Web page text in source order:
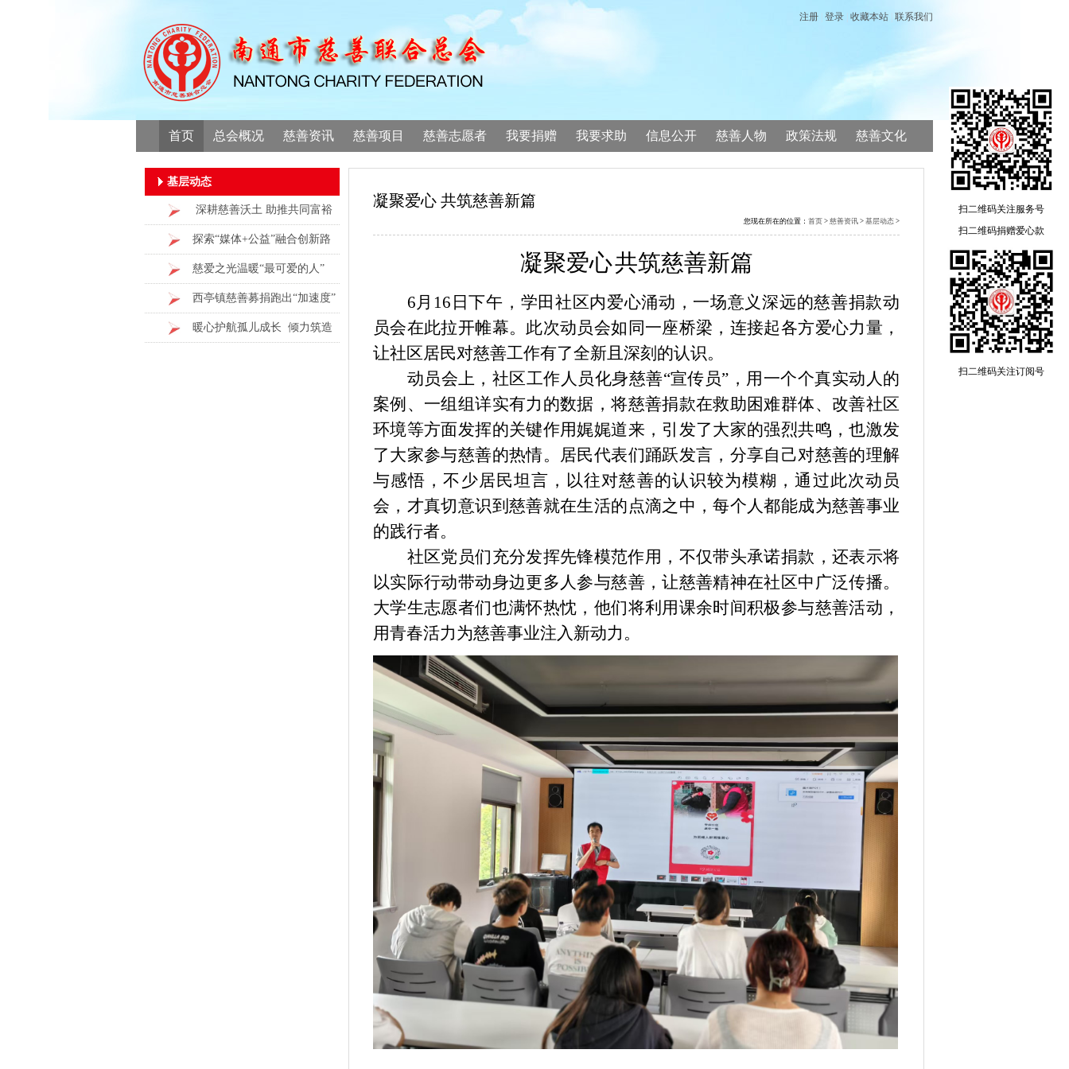
首页 总会概况 慈善资讯 慈善项目 慈善志愿者 我要捐赠 我要求助 信息公开 慈善人物 政策法规 慈善文化
基层动态
深耕慈善沃土 助推共同富裕
探索“媒体+公益”融合创新路
径
慈爱之光温暖“最可爱的人”
西亭镇慈善募捐跑出“加速度”
暖心护航孤儿成长 倾力筑造
您现在所在的位置： 首页 > 慈善资讯 > 基层动态 >
凝聚爱心 共筑慈善新篇
凝聚爱心共筑慈善新篇
6月16日下午 ，学田社区内爱心涌动，一场意义深远的慈善捐款动
员会在此拉开帷幕。此次动员会如同一座桥梁，连接起各方爱心力量，
让社区居民对慈善工作有了全新且深刻的认识。
动员会上，社区工作人员化身慈善“宣传员”，用一个个真实动人的
案例、一组组详实有力的数据，将慈善捐款在救助困难群体、改善社区
环境等方面发挥的关键作用娓娓道来，引发了大家的强烈共鸣，也激发
了大家参与慈善的热情。居民代表们踊跃发言，分享自己对慈善的理解
与感悟，不少居民坦言，以往对慈善的认识较为模糊，通过此次动员
会，才真切意识到慈善就在生活的点滴之中，每个人都能成为慈善事业
的践行者。
社区党员们充分发挥先锋模范作用，不仅带头承诺捐款，还表示将
以实际行动带动身边更多人参与慈善，让慈善精神在社区中广泛传播。
大学生志愿者们也满怀热忱，他们将利用课余时间积极参与慈善活动，
用青春活力为慈善事业注入新动力。
扫二维码关注服务号
扫二维码捐赠爱心款
扫二维码关注订阅号